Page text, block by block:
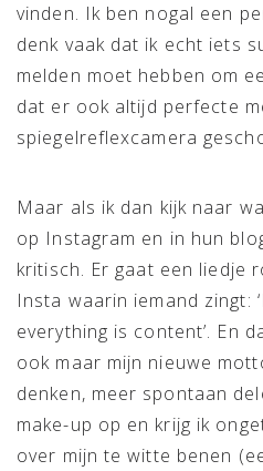
vinden. Ik ben nogal een
denk vaak dat ik echt iets
melden moet hebben om
dat er ook altijd perfecte
spiegelreflexcamera
Maar als ik dan kijk naar
op Instagram en in hun
kritisch. Er gaat een liedje
Insta waarin iemand zingt:
everything is content’. En
ook maar mijn nieuwe
denken, meer spontaan
make-up op en krijg ik
over mijn te witte benen